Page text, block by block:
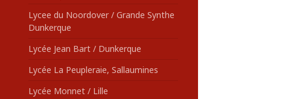
Lycee du Noordover / Grande Synthe
Dunkerque
Lycée Jean Bart / Dunkerque
Lycée La Peupleraie, Sallaumines
Lycée Monnet / Lille